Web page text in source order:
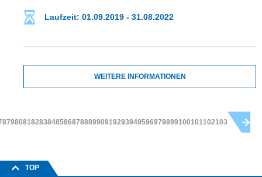
Laufzeit: 01.09.2019 - 31.08.2022
WEITERE INFORMATIONEN
798081828384858687888990919293949596979899100101102103
TOP